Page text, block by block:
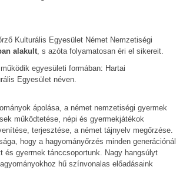
Kulturális Egyesület Német Nemzetiségi
alakult, s azóta folyamatosan éri el sikereit.
egyesületi formában: Hartai
Egyesület néven.
ápolása, a német nemzetiségi gyermek
működtetése, népi és gyermekjátékok
terjesztése, a német tájnyelv megőrzése.
hogy a hagyományőrzés minden generációnál
és gyermek tánccsoportunk. Nagy hangsúlyt
hű színvonalas előadásaink